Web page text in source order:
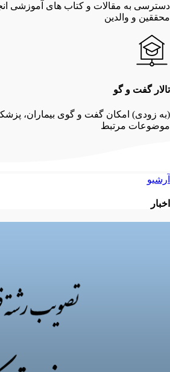
دسترسی به مقالات و کتاب های آموزشی
محققین و والدین
تالار گفت و گو
(به زودی) امکان گفت و گوی بیماران،
موضوعات مرتبط
آرشیو
اخبار